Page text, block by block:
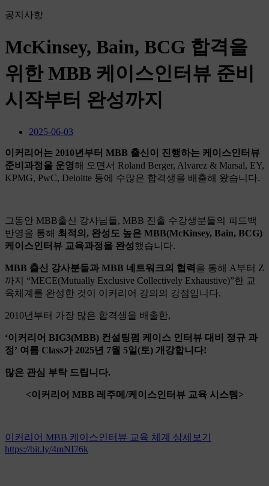
공지사항
McKinsey, Bain, BCG 합격을
위한 MBB 케이스인터뷰 준비
시작부터 완성까지
2025-06-03
이커리어는 2010년부터 MBB 출신이 진행하는 케이스인터뷰
준비과정을 운영해 오면서 Roland Berger, Alvarez & Marsal, EY,
KPMG, PwC, Deloitte 등에 수많은 합격생을 배출해 왔습니다.
그동안 MBB출신 강사님들, MBB 진출 수강생분들의 피드백
반영을 통해 최적의, 완성도 높은 MBB(McKinsey, Bain, BCG)
케이스인터뷰 교육과정을 완성했습니다.
MBB 출신 강사분들과 MBB 네트워크의 협력 을 통해 A부터 Z
까지 “MECE(Mutually Exclusive Collectively Exhaustive)”한 교
육체계를 완성한 것이 이커리어 강의의 강점입니다.
2010년부터 가장 많은 합격생을 배출한,
‘이커리어 BIG3(MBB) 컨설팅펌 케이스 인터뷰 대비 정규 과
정’ 여름 Class가 2025년 7월 5일(토) 개강합니다!
많은 관심 부탁 드립니다.
<이커리어 MBB 레주메/케이스인터뷰 교육 시스템>
이커리어 MBB 케이스인터뷰 교육 체계 상세보기
https://bit.ly/4mNI76k